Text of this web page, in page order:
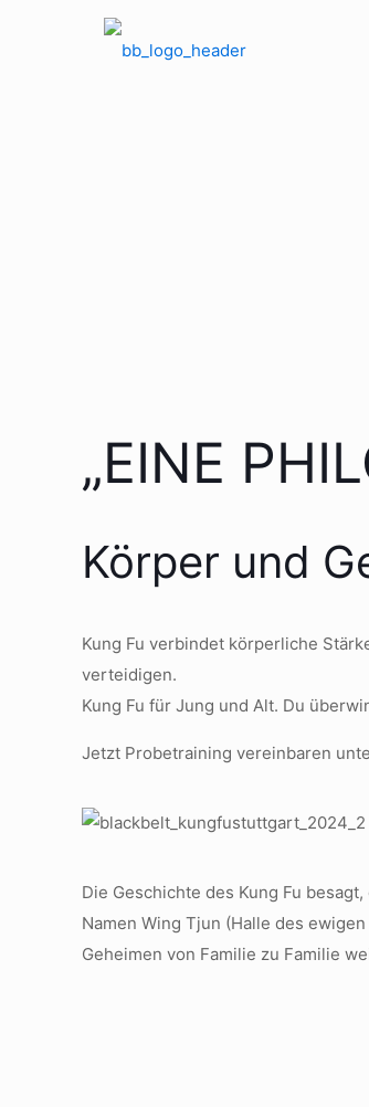
„EINE
Körper und
Kung Fu verbindet körperliche
verteidigen.
Kung Fu für Jung und Alt. Du
Jetzt Probetraining vereinbaren
Die Geschichte des Kung Fu
Namen Wing Tjun (Halle des
Geheimen von Familie zu Familie